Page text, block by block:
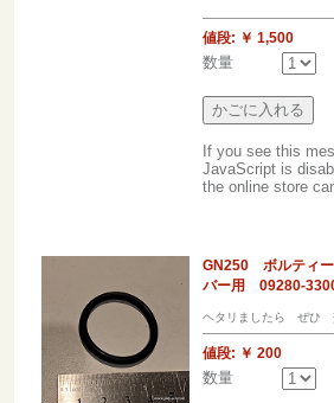
値段: ￥ 1,500
数量
If you see this
JavaScript is
the online store
GN250 ボルティ
バー用 09280-
ヘタリましたら ぜひ
値段: ￥ 200
数量